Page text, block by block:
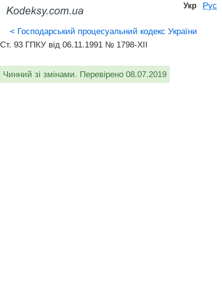
Укр Рус
< Господарський процесуальний кодекс України
Ст. 93 ГПКУ від 06.11.1991 № 1798-XII
Чинний зі змінами. Перевірено 08.07.2019